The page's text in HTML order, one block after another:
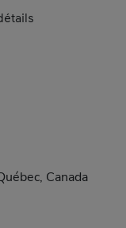
Canada